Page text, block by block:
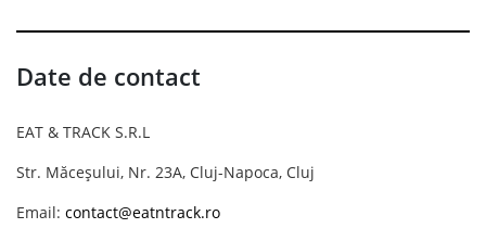
Date de contact
EAT & TRACK S.R.L
Str. Măceșului, Nr. 23A, Cluj-Napoca, Cluj
Email: contact@eatntrack.ro